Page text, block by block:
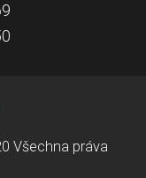
Všechna práva